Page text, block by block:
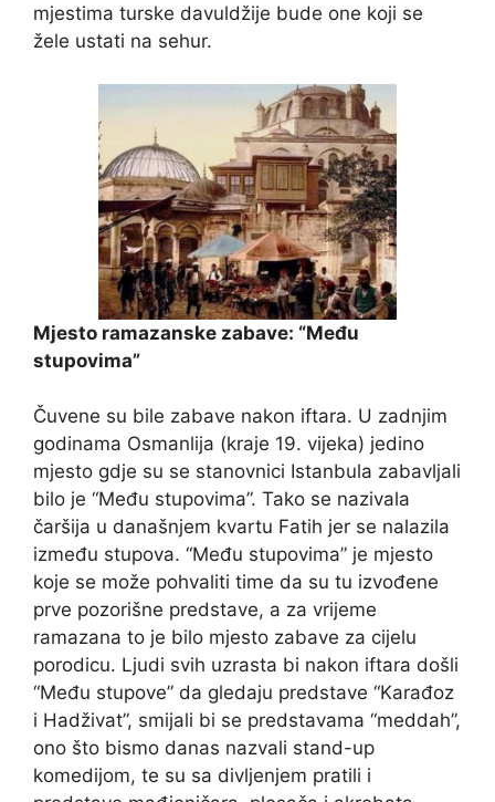
mjestima turske davuldžije bude one koji se
žele ustati na sehur.
Mjesto ramazanske zabave: “Među
stupovima”
Čuvene su bile zabave nakon iftara. U zadnjim
godinama Osmanlija (kraje 19. vijeka) jedino
mjesto gdje su se stanovnici Istanbula zabavljali
bilo je “Među stupovima”. Tako se nazivala
čaršija u današnjem kvartu Fatih jer se nalazila
između stupova. “Među stupovima” je mjesto
koje se može pohvaliti time da su tu izvođene
prve pozorišne predstave, a za vrijeme
ramazana to je bilo mjesto zabave za cijelu
porodicu. Ljudi svih uzrasta bi nakon iftara došli
“Među stupove” da gledaju predstave “Karađoz
i Hadživat”, smijali bi se predstavama “meddah”,
ono što bismo danas nazvali stand-up
komedijom, te su sa divljenjem pratili i